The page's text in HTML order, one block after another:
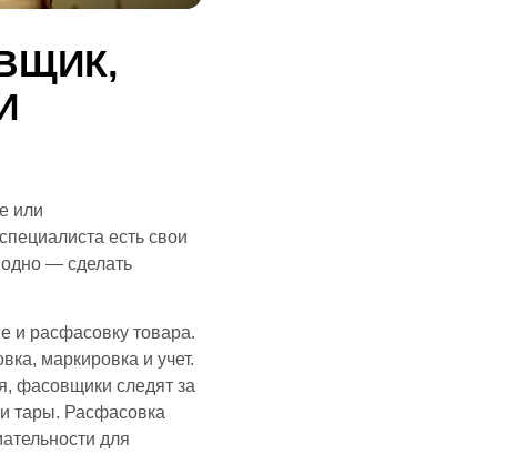
или
есть свои
одно — сделать
и расфасовку товара.
маркировка и учет.
фасовщики следят за
тары. Расфасовка
для